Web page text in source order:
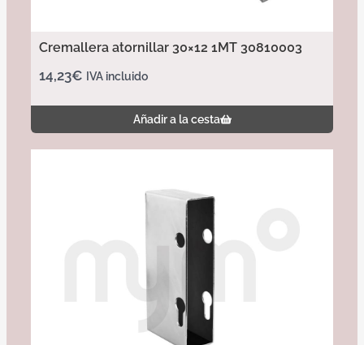
Cremallera atornillar 30×12 1MT 30810003
14,23€ IVA incluido
Añadir a la cesta